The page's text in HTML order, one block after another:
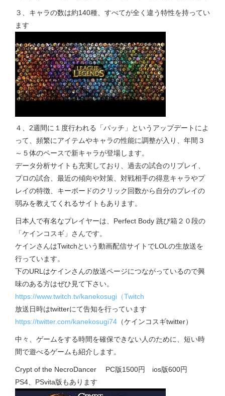
３、キャラの数は約140種、すべてが全く違う特性を持ってい
ます
４、2週間に１度行われる「パッチ」というアップデートによ
って、頻繁にアイテムやキャラの性能に調整が入り、年間３
～５体のペースで新キャラが登場します。
データ分析サイトも充実しており、過去の試合のリプレイ、
プロの試合、最近の傾向や対策、対戦相手の得意キャラやプ
レイの特徴、キーボードのクリック回数から自分のプレイの
弱みを教えてくれるサイトもあります。
日本人で有名なプレイヤーは、Perfect Body 跳び箱２０段の
「ケインコスギ」さんです。
ケインさんはTwitchという動画配信サイトでLOLの生放送を
行っています。
下のURLはケインさんの放送ページにつながっているので興
味のある方はぜひ見て下さい。
https://www.twitch.tv/kanekosugi（Twitch
放送日時はtwitterにて告知を行っています
https://twitter.com/kanekosugi74 （ケインコスギtwitter）
中々、ゲームをする時間を確保できない人のために、短い時
間で遊べるゲームも紹介します。
Crypt of the NecroDancer PC版1500円 ios版600円
PS4、PSvita版もあります